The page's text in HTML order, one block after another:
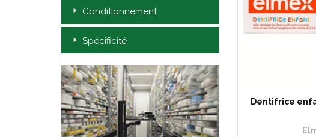
Conditionnement
Spécificité
Dentifrice